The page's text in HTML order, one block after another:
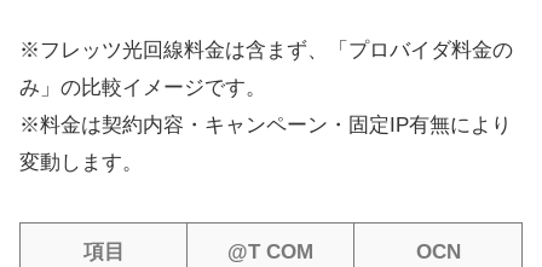
※フレッツ光回線料金は含まず、「プロバイダ料金の
み」の比較イメージです。
※料金は契約内容・キャンペーン・固定IP有無により
変動します。
項目 @T COM OCN